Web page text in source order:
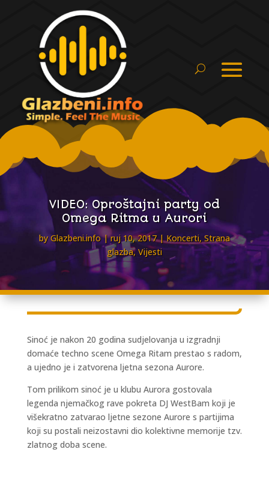
VIDEO: Oproštajni party od
Omega Ritma u Aurori
byGlazbeni.info ruj 10, 2017 Koncerti, Strana
glazba,Vijesti
Sinoć je nakon 20 godina sudjelovanja u izgradnji
domaće techno scene Omega Ritam prestao s radom,
a ujedno je i zatvorena ljetna sezona Aurore.
Tom prilikom sinoć je u klubu Aurora gostovala
legenda njemačkog rave pokreta DJ WestBam koji je
višekratno zatvarao ljetne sezone Aurore s partijima
koji su postali neizostavni dio kolektivne memorije tzv.
zlatnog doba scene.